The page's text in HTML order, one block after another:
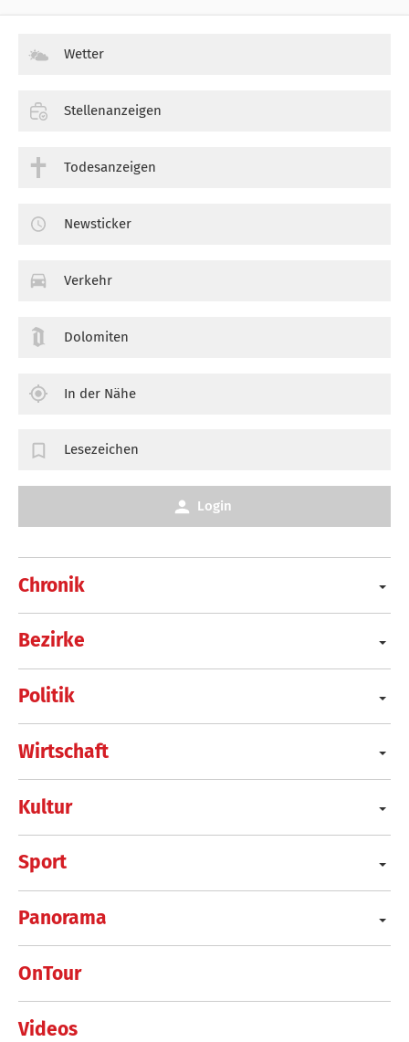
Chronik
Bezirke
Politik
Wirtschaft
Kultur
Sport
Panorama
OnTour
Videos
Wetter
Stellenanzeigen
Todesanzeigen
Newsticker
Verkehr
Dolomiten
In der Nähe
Lesezeichen
Login